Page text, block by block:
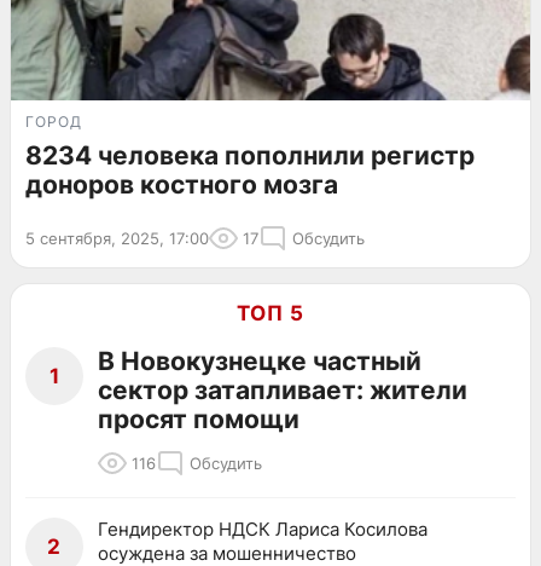
ГОРОД
8234 человека пополнили регистр
доноров костного мозга
5 сентября, 2025, 17:00 17 Обсудить
ТОП 5
1
В Новокузнецке частный
сектор затапливает: жители
просят помощи
116 Обсудить
2
Гендиректор НДСК Лариса Косилова
осуждена за мошенничество